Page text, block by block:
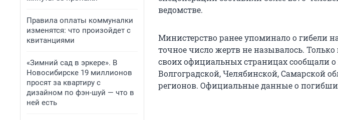
Правила оплаты коммуналки
изменятся: что произойдет с
квитанциями
«Зимний сад в эркере». В
Новосибирске 19 миллионов
просят за квартиру с
дизайном по фэн-шуй — что в
ней есть
ведомстве.
Министерство ранее упоминало о гибели
точное число жертв не называлось.
своих официальных страницах сообщали
Волгоградской, Челябинской, Самарской
регионов. Официальные данные о